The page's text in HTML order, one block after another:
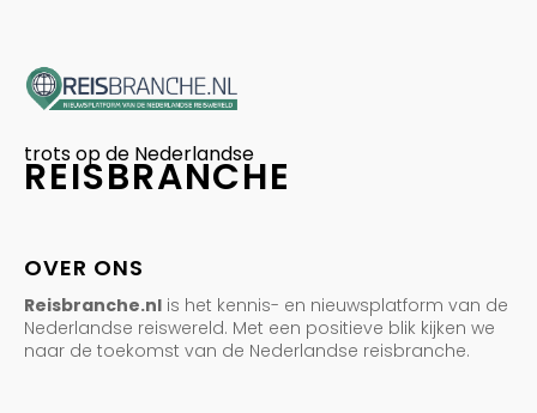
trots op de Nederlandse
REISBRANCHE
OVER ONS
Reisbranche.nl is het kennis- en nieuwsplatform van de
Nederlandse reiswereld. Met een positieve blik kijken we
naar de toekomst van de Nederlandse reisbranche.